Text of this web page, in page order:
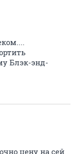
Блэк-энд-
цену на сей